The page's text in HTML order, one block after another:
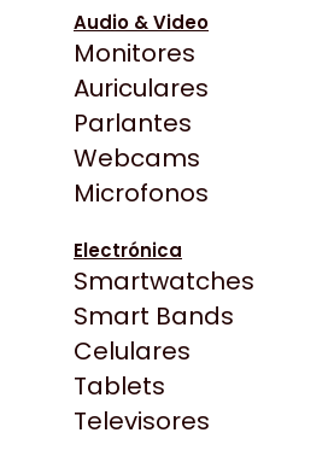
Audio & Video
Monitores
Auriculares
Parlantes
Webcams
Microfonos
Electrónica
Smartwatches
Smart Bands
Celulares
Tablets
Televisores
página de Gaming Point